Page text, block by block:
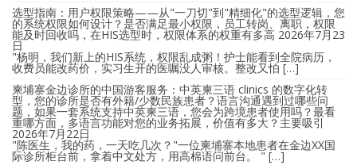
选型指南：用户权限策略——从"一刀切"到"精细化"的选型逻辑，您
的系统权限如何设计？是否满足最小权限，员工转岗、离职，权限
能及时回收吗，在HIS选型时，权限体系的权重有多高 2026年7月23
日
"杨明，我们新上的HIS系统，权限乱成粥！护士能看到全院病历，
收费员能改药价，实习生开的医嘱没人审核。整改又怕 […]
柬埔寨金边诊所的中国游客服务：中英柬三语 clinics 的数字化转
型，您的诊所是否有外籍/少数民族患者？语言沟通遇到过哪些问
题，如果一套系统支持中英柬三语，您会为跨境患者使用吗？最看
重哪方面，多语言功能对您的业务拓展，价值有多大？主要吸引
2026年7月22日
"陈医生，我的药，一天吃几次？"一位柬埔寨本地患者在金边XX国
际诊所柜台前，拿着中文处方，用高棉语问前台。 " […]